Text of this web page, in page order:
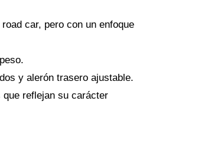
car, pero con un enfoque
y alerón trasero ajustable.
reflejan su carácter